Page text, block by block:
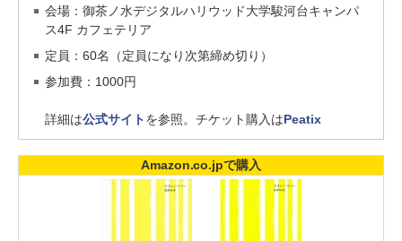
会場：御茶ノ水デジタルハリウッド大学駿河台キャンパ
ス4F カフェテリア
定員：60名（定員になり次第締め切り）
参加費：1000円
詳細は公式サイトを参照。チケット購入はPeatix
Amazon.co.jpで購入